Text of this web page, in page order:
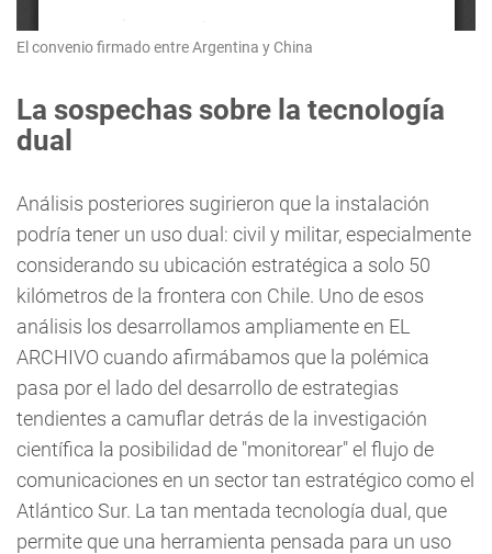
El convenio firmado entre Argentina y China
La sospechas sobre la tecnología
dual
Análisis posteriores sugirieron que la instalación
podría tener un uso dual: civil y militar, especialmente
considerando su ubicación estratégica a solo 50
kilómetros de la frontera con Chile. Uno de esos
análisis los desarrollamos ampliamente en EL
ARCHIVO cuando afirmábamos que la polémica
pasa por el lado del desarrollo de estrategias
tendientes a camuflar detrás de la investigación
científica la posibilidad de "monitorear" el flujo de
comunicaciones en un sector tan estratégico como el
Atlántico Sur. La tan mentada tecnología dual, que
permite que una herramienta pensada para un uso